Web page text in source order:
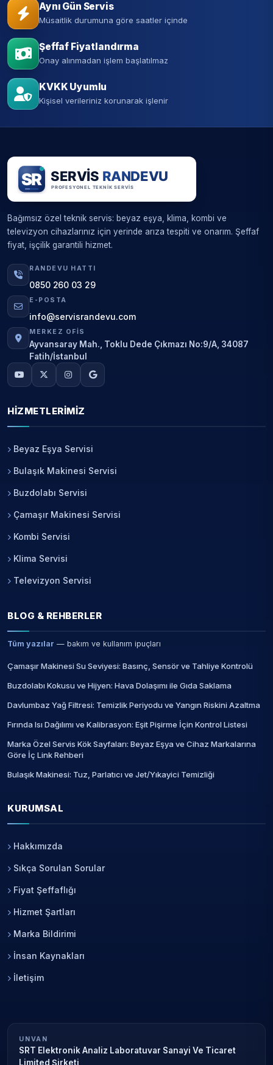
Aynı Gün Servis
Müsaitlik durumuna göre saatler içinde
Şeffaf Fiyatlandırma
Onay alınmadan işlem başlatılmaz
KVKK Uyumlu
Kişisel verileriniz korunarak işlenir
Bağımsız özel teknik servis: beyaz eşya, klima, kombi ve
televizyon cihazlarınız için yerinde arıza tespiti ve onarım. Şeffaf
fiyat, işçilik garantili hizmet.
RANDEVU HATTI
0850 260 03 29
E-POSTA
info@servisrandevu.com
MERKEZ OFIS
Ayvansaray Mah., Toklu Dede Çıkmazı No:9/A, 34087
Fatih/İstanbul
HIZMETLERIMIZ
Beyaz Eşya Servisi
Bulaşık Makinesi Servisi
Buzdolabı Servisi
Çamaşır Makinesi Servisi
Kombi Servisi
Klima Servisi
Televizyon Servisi
BLOG & REHBERLER
Tüm yazılar — bakım ve kullanım ipuçları
Çamaşır Makinesi Su Seviyesi: Basınç, Sensör ve Tahliye Kontrolü
Buzdolabı Kokusu ve Hijyen: Hava Dolaşımı ile Gıda Saklama
Davlumbaz Yağ Filtresi: Temizlik Periyodu ve Yangın Riskini Azaltma
Fırında Isı Dağılımı ve Kalibrasyon: Eşit Pişirme İçin Kontrol Listesi
Marka Özel Servis Kök Sayfaları: Beyaz Eşya ve Cihaz Markalarına
Göre İç Link Rehberi
Bulaşık Makinesi: Tuz, Parlatıcı ve Jet/Yıkayici Temizliği
KURUMSAL
Hakkımızda
Sıkça Sorulan Sorular
Fiyat Şeffaflığı
Hizmet Şartları
Marka Bildirimi
İnsan Kaynakları
İletişim
UNVAN
SRT Elektronik Analiz Laboratuvar Sanayi Ve Ticaret
Limited Şirketi